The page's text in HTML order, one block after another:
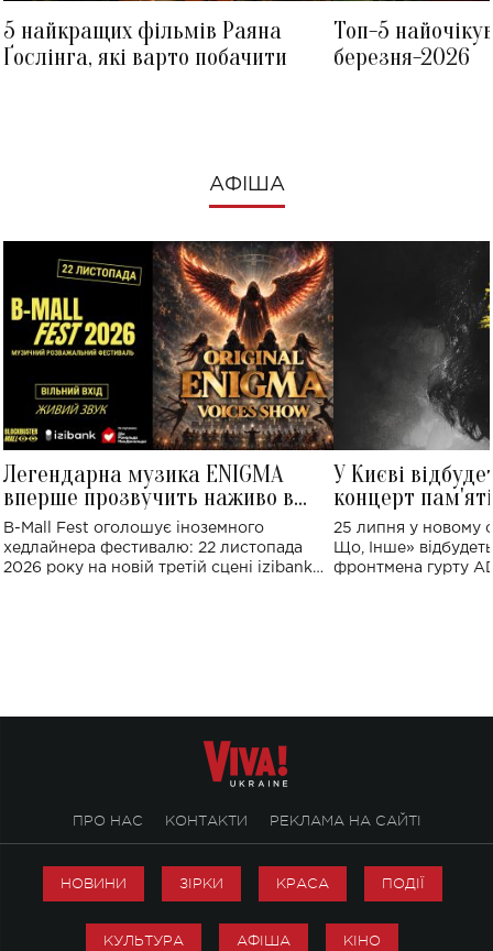
5 найкращих фільмів Раяна
Ґослінга, які варто побачити
Топ-5
березня-2026
АФІША
Легендарна музика ENIGMA
вперше прозвучить наживо в
Україні: де відбудеться концерт
B-Mall Fest оголошує іноземного
хедлайнера фестивалю: 22 листопада
2026 року на новій третій сцені izibank
У Києві
концерт
Клименка:
виконають
25 липня у новому
Що, Інше»
фронтмена гурту
ПРО НАС КОНТАКТИ РЕКЛАМА НА САЙТІ
НОВИНИ ЗІРКИ КРАСА ПОДІЇ
КУЛЬТУРА АФІША КІНО